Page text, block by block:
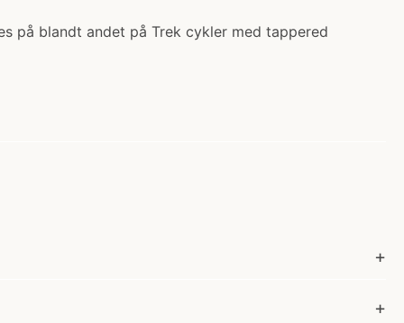
på blandt andet på Trek cykler med tappered